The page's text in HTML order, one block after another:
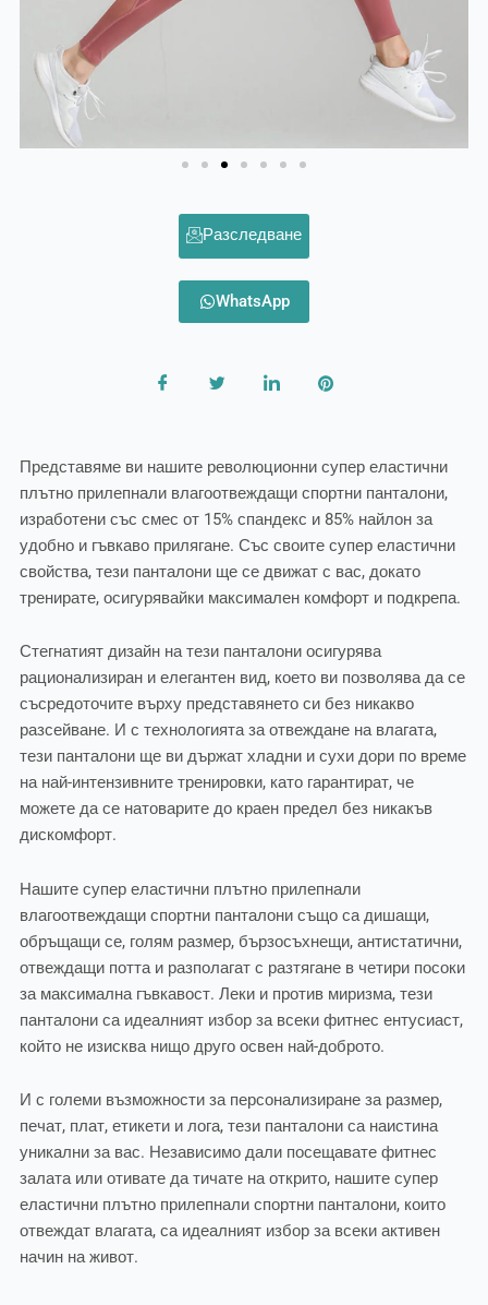
Разследване
WhatsApp
Представяме ви нашите революционни супер еластични
плътно прилепнали влагоотвеждащи спортни панталони,
изработени със смес от 15% спандекс и 85% найлон за
удобно и гъвкаво прилягане. Със своите супер еластични
свойства, тези панталони ще се движат с вас, докато
тренирате, осигурявайки максимален комфорт и подкрепа.
Стегнатият дизайн на тези панталони осигурява
рационализиран и елегантен вид, което ви позволява да се
съсредоточите върху представянето си без никакво
разсейване. И с технологията за отвеждане на влагата,
тези панталони ще ви държат хладни и сухи дори по време
на най-интензивните тренировки, като гарантират, че
можете да се натоварите до краен предел без никакъв
дискомфорт.
Нашите супер еластични плътно прилепнали
влагоотвеждащи спортни панталони също са дишащи,
обръщащи се, голям размер, бързосъхнещи, антистатични,
отвеждащи потта и разполагат с разтягане в четири посоки
за максимална гъвкавост. Леки и против миризма, тези
панталони са идеалният избор за всеки фитнес ентусиаст,
който не изисква нищо друго освен най-доброто.
И с големи възможности за персонализиране за размер,
печат, плат, етикети и лога, тези панталони са наистина
уникални за вас. Независимо дали посещавате фитнес
залата или отивате да тичате на открито, нашите супер
еластични плътно прилепнали спортни панталони, които
отвеждат влагата, са идеалният избор за всеки активен
начин на живот.